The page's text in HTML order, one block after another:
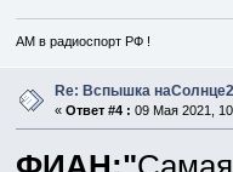
АМ в радиоспорт РФ !
Re: Вспышка
« Ответ #4 : 09 Мая 2021,